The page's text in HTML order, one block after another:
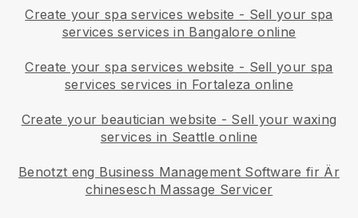
Create your spa services website - Sell your spa
services services in Bangalore online
Create your spa services website - Sell your spa
services services in Fortaleza online
Create your beautician website - Sell your waxing
services in Seattle online
Benotzt eng Business Management Software fir Är
chinesesch Massage Servicer